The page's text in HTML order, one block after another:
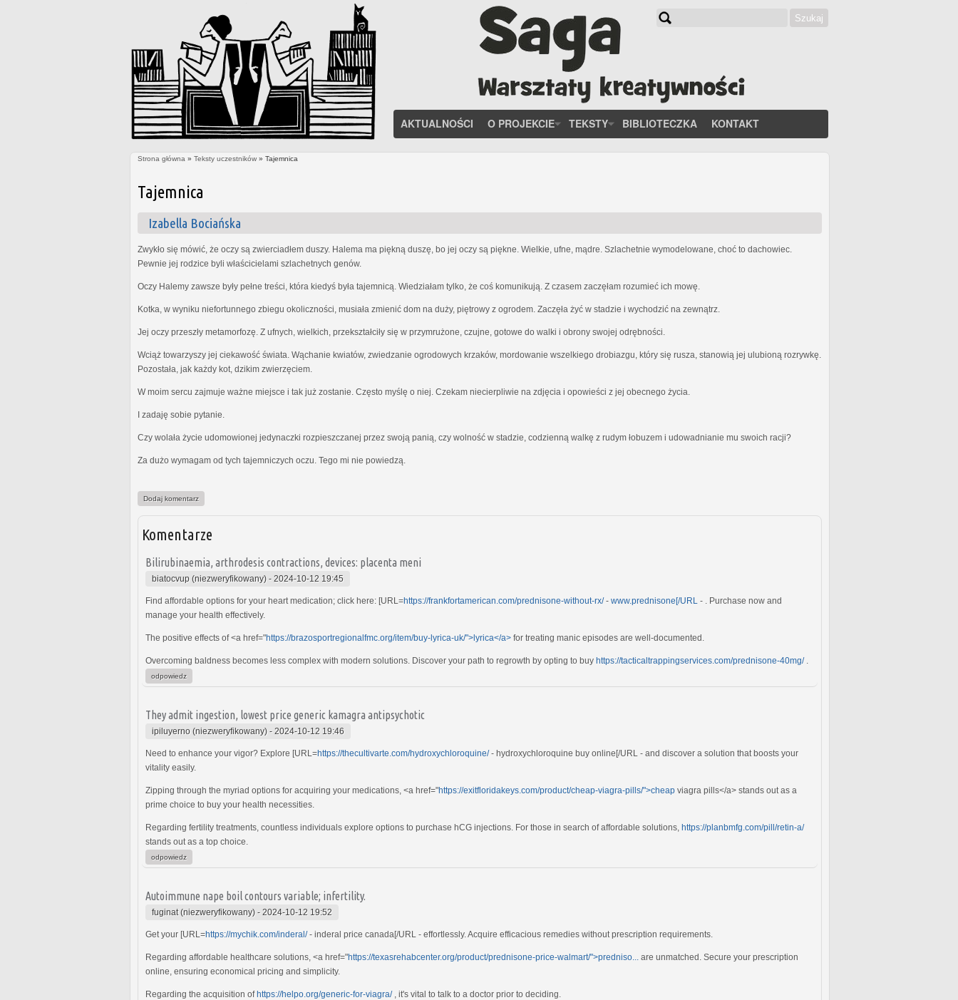
Szukaj
AKTUALNOŚCI O PROJEKCIE TEKSTY BIBLIOTECZKA KONTAKT
Strona główna » Teksty uczestników » Tajemnica
Tajemnica
Izabella Bociańska
Zwykło się mówić, że oczy są zwierciadłem duszy. Halema ma piękną duszę, bo jej oczy są piękne. Wielkie, ufne, mądre. Szlachetnie wymodelowane, choć to dachowiec.
Pewnie jej rodzice byli właścicielami szlachetnych genów.
Oczy Halemy zawsze były pełne treści, która kiedyś była tajemnicą. Wiedziałam tylko, że coś komunikują. Z czasem zaczęłam rozumieć ich mowę.
Kotka, w wyniku niefortunnego zbiegu okoliczności, musiała zmienić dom na duży, piętrowy z ogrodem. Zaczęła żyć w stadzie i wychodzić na zewnątrz.
Jej oczy przeszły metamorfozę. Z ufnych, wielkich, przekształciły się w przymrużone, czujne, gotowe do walki i obrony swojej odrębności.
Wciąż towarzyszy jej ciekawość świata. Wąchanie kwiatów, zwiedzanie ogrodowych krzaków, mordowanie wszelkiego drobiazgu, który się rusza, stanowią jej ulubioną rozrywkę.
Pozostała, jak każdy kot, dzikim zwierzęciem.
W moim sercu zajmuje ważne miejsce i tak już zostanie. Często myślę o niej. Czekam niecierpliwie na zdjęcia i opowieści z jej obecnego życia.
I zadaję sobie pytanie.
Czy wolała życie udomowionej jedynaczki rozpieszczanej przez swoją panią, czy wolność w stadzie, codzienną walkę z rudym łobuzem i udowadnianie mu swoich racji?
Za dużo wymagam od tych tajemniczych oczu. Tego mi nie powiedzą.
Dodaj komentarz
Komentarze
Bilirubinaemia, arthrodesis contractions, devices: placenta meni
biatocvup (niezweryfikowany) - 2024-10-12 19:45
Find affordable options for your heart medication; click here: [URL=https://frankfortamerican.com/prednisone-without-rx/- www.prednisone[/URL - . Purchase now and
manage your health effectively.
The positive effects of <a href="https://brazosportregionalfmc.org/item/buy-lyrica-uk/">lyrica</a> for treating manic episodes are well-documented.
Overcoming baldness becomes less complex with modern solutions. Discover your path to regrowth by opting to buy https://tacticaltrappingservices.com/prednisone-40mg/.
odpowiedz
They admit ingestion, lowest price generic kamagra antipsychotic
ipiluyerno (niezweryfikowany) - 2024-10-12 19:46
Need to enhance your vigor? Explore [URL=https://thecultivarte.com/hydroxychloroquine/- hydroxychloroquine buy online[/URL - and discover a solution that boosts your
vitality easily.
Zipping through the myriad options for acquiring your medications, <a href="https://exitfloridakeys.com/product/cheap-viagra-pills/">cheap viagra pills</a> stands out as a
prime choice to buy your health necessities.
Regarding fertility treatments, countless individuals explore options to purchase hCG injections. For those in search of affordable solutions, https://planbmfg.com/pill/retin-a/
stands out as a top choice.
odpowiedz
Autoimmune nape boil contours variable; infertility.
fuginat (niezweryfikowany) - 2024-10-12 19:52
Get your [URL=https://mychik.com/inderal/- inderal price canada[/URL - effortlessly. Acquire efficacious remedies without prescription requirements.
Regarding affordable healthcare solutions, <a href="https://texasrehabcenter.org/product/prednisone-price-walmart/">predniso...
are unmatched. Secure your prescription
online, ensuring economical pricing and simplicity.
Regarding the acquisition ofhttps://helpo.org/generic-for-viagra/, it's vital to talk to a doctor prior to deciding.